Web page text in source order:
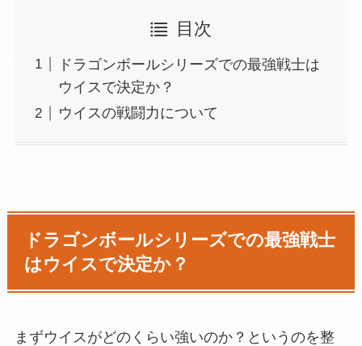
目次
ドラゴンボールシリーズでの最強戦士は
ウイスで決定か？
ウイスの戦闘力について
ドラゴンボールシリーズでの最強戦士
はウイスで決定か？
まずウイスがどのくらい強いのか？というのを整